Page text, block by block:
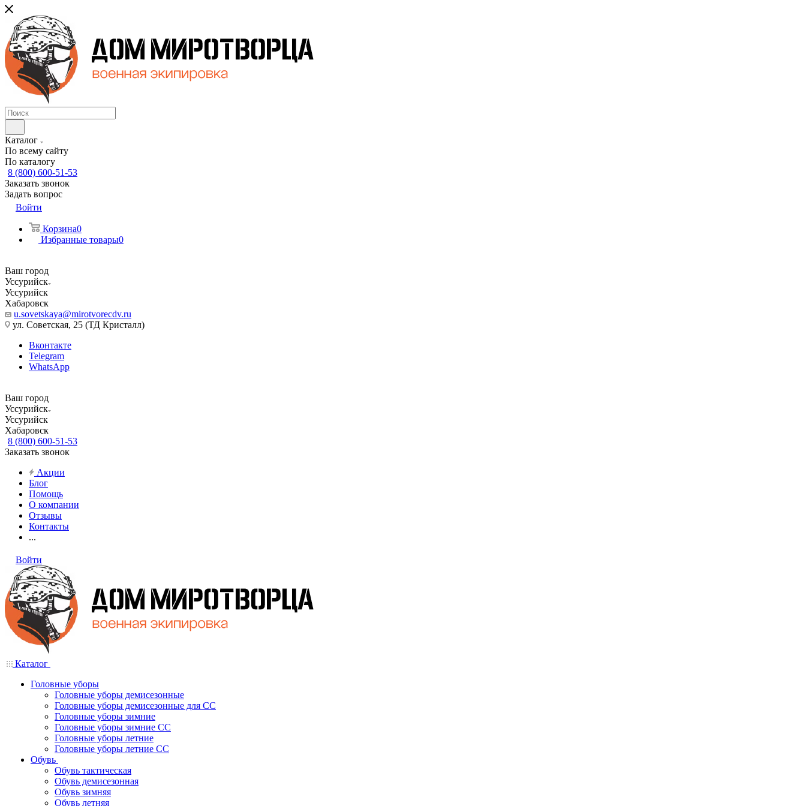
Каталог
По всему сайту
По каталогу
8 (800) 600-51-53
Заказать звонок
Задать вопрос
Войти
Корзина0
Избранные товары0
Ваш город
Уссурийск
Уссурийск
Хабаровск
u.sovetskaya@mirotvorecdv.ru
ул. Советская, 25 (ТД Кристалл)
Вконтакте
Telegram
WhatsApp
Ваш город
Уссурийск
Уссурийск
Хабаровск
8 (800) 600-51-53
Заказать звонок
Акции
Блог
Помощь
О компании
Отзывы
Контакты
...
Войти
Каталог
Головные уборы
Головные уборы демисезонные
Головные уборы демисезонные для СС
Головные уборы зимние
Головные уборы зимние СС
Головные уборы летние
Головные уборы летние СС
Обувь
Обувь тактическая
Обувь демисезонная
Обувь зимняя
Обувь летняя